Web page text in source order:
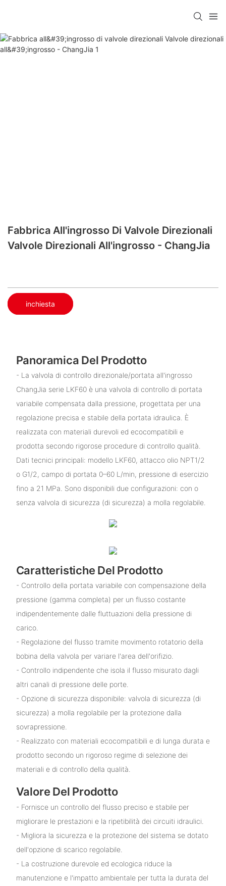
Fabbrica All'ingrosso Di Valvole Direzionali
Valvole Direzionali All'ingrosso - ChangJia
inchiesta
Panoramica Del Prodotto
- La valvola di controllo direzionale/portata all'ingrosso
ChangJia serie LKF60 è una valvola di controllo di portata
variabile compensata dalla pressione, progettata per una
regolazione precisa e stabile della portata idraulica. È
realizzata con materiali durevoli ed ecocompatibili e
prodotta secondo rigorose procedure di controllo qualità.
Dati tecnici principali: modello LKF60, attacco olio NPT1/2
o G1/2, campo di portata 0–60 L/min, pressione di esercizio
fino a 21 MPa. Sono disponibili due configurazioni: con o
senza valvola di sicurezza (di sicurezza) a molla regolabile.
Caratteristiche Del Prodotto
- Controllo della portata variabile con compensazione della
pressione (gamma completa) per un flusso costante
indipendentemente dalle fluttuazioni della pressione di
carico.
- Regolazione del flusso tramite movimento rotatorio della
bobina della valvola per variare l'area dell'orifizio.
- Controllo indipendente che isola il flusso misurato dagli
altri canali di pressione delle porte.
- Opzione di sicurezza disponibile: valvola di sicurezza (di
sicurezza) a molla regolabile per la protezione dalla
sovrapressione.
- Realizzato con materiali ecocompatibili e di lunga durata e
prodotto secondo un rigoroso regime di selezione dei
materiali e di controllo della qualità.
Valore Del Prodotto
- Fornisce un controllo del flusso preciso e stabile per
migliorare le prestazioni e la ripetibilità dei circuiti idraulici.
- Migliora la sicurezza e la protezione del sistema se dotato
dell'opzione di scarico regolabile.
- La costruzione durevole ed ecologica riduce la
manutenzione e l'impatto ambientale per tutta la durata del